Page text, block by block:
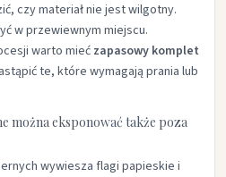
czy materiał nie jest wilgotny.
w przewiewnym miejscu.
warto mieć zapasowy komplet
te, które wymagają prania lub
można eksponować także poza
wywiesza flagi papieskie i